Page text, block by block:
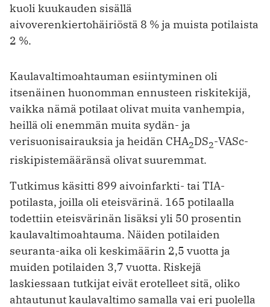
kuoli kuukauden sisällä
aivoverenkiertohäiriöstä 8 % ja muista potilaista
2 %.
Kaulavaltimoahtauman esiintyminen oli
itsenäinen huonomman ennusteen riskitekijä,
vaikka nämä potilaat olivat muita vanhempia,
heillä oli enemmän muita sydän- ja
verisuonisairauksia ja heidän CHA2DS2-VASc-
riskipistemääränsä olivat suuremmat.
Tutkimus käsitti 899 aivoinfarkti- tai TIA-
potilasta, joilla oli eteisvärinä. 165 potilaalla
todettiin eteisvärinän lisäksi yli 50 prosentin
kaulavaltimo­ahtauma. Näiden potilaiden
seuranta-­aika oli keskimäärin 2,5 vuotta ja
muiden potilaiden 3,7 vuotta. Riskejä
laskiessaan tutkijat eivät erotelleet sitä, oliko
ahtautunut kaulavaltimo samalla vai eri puolella